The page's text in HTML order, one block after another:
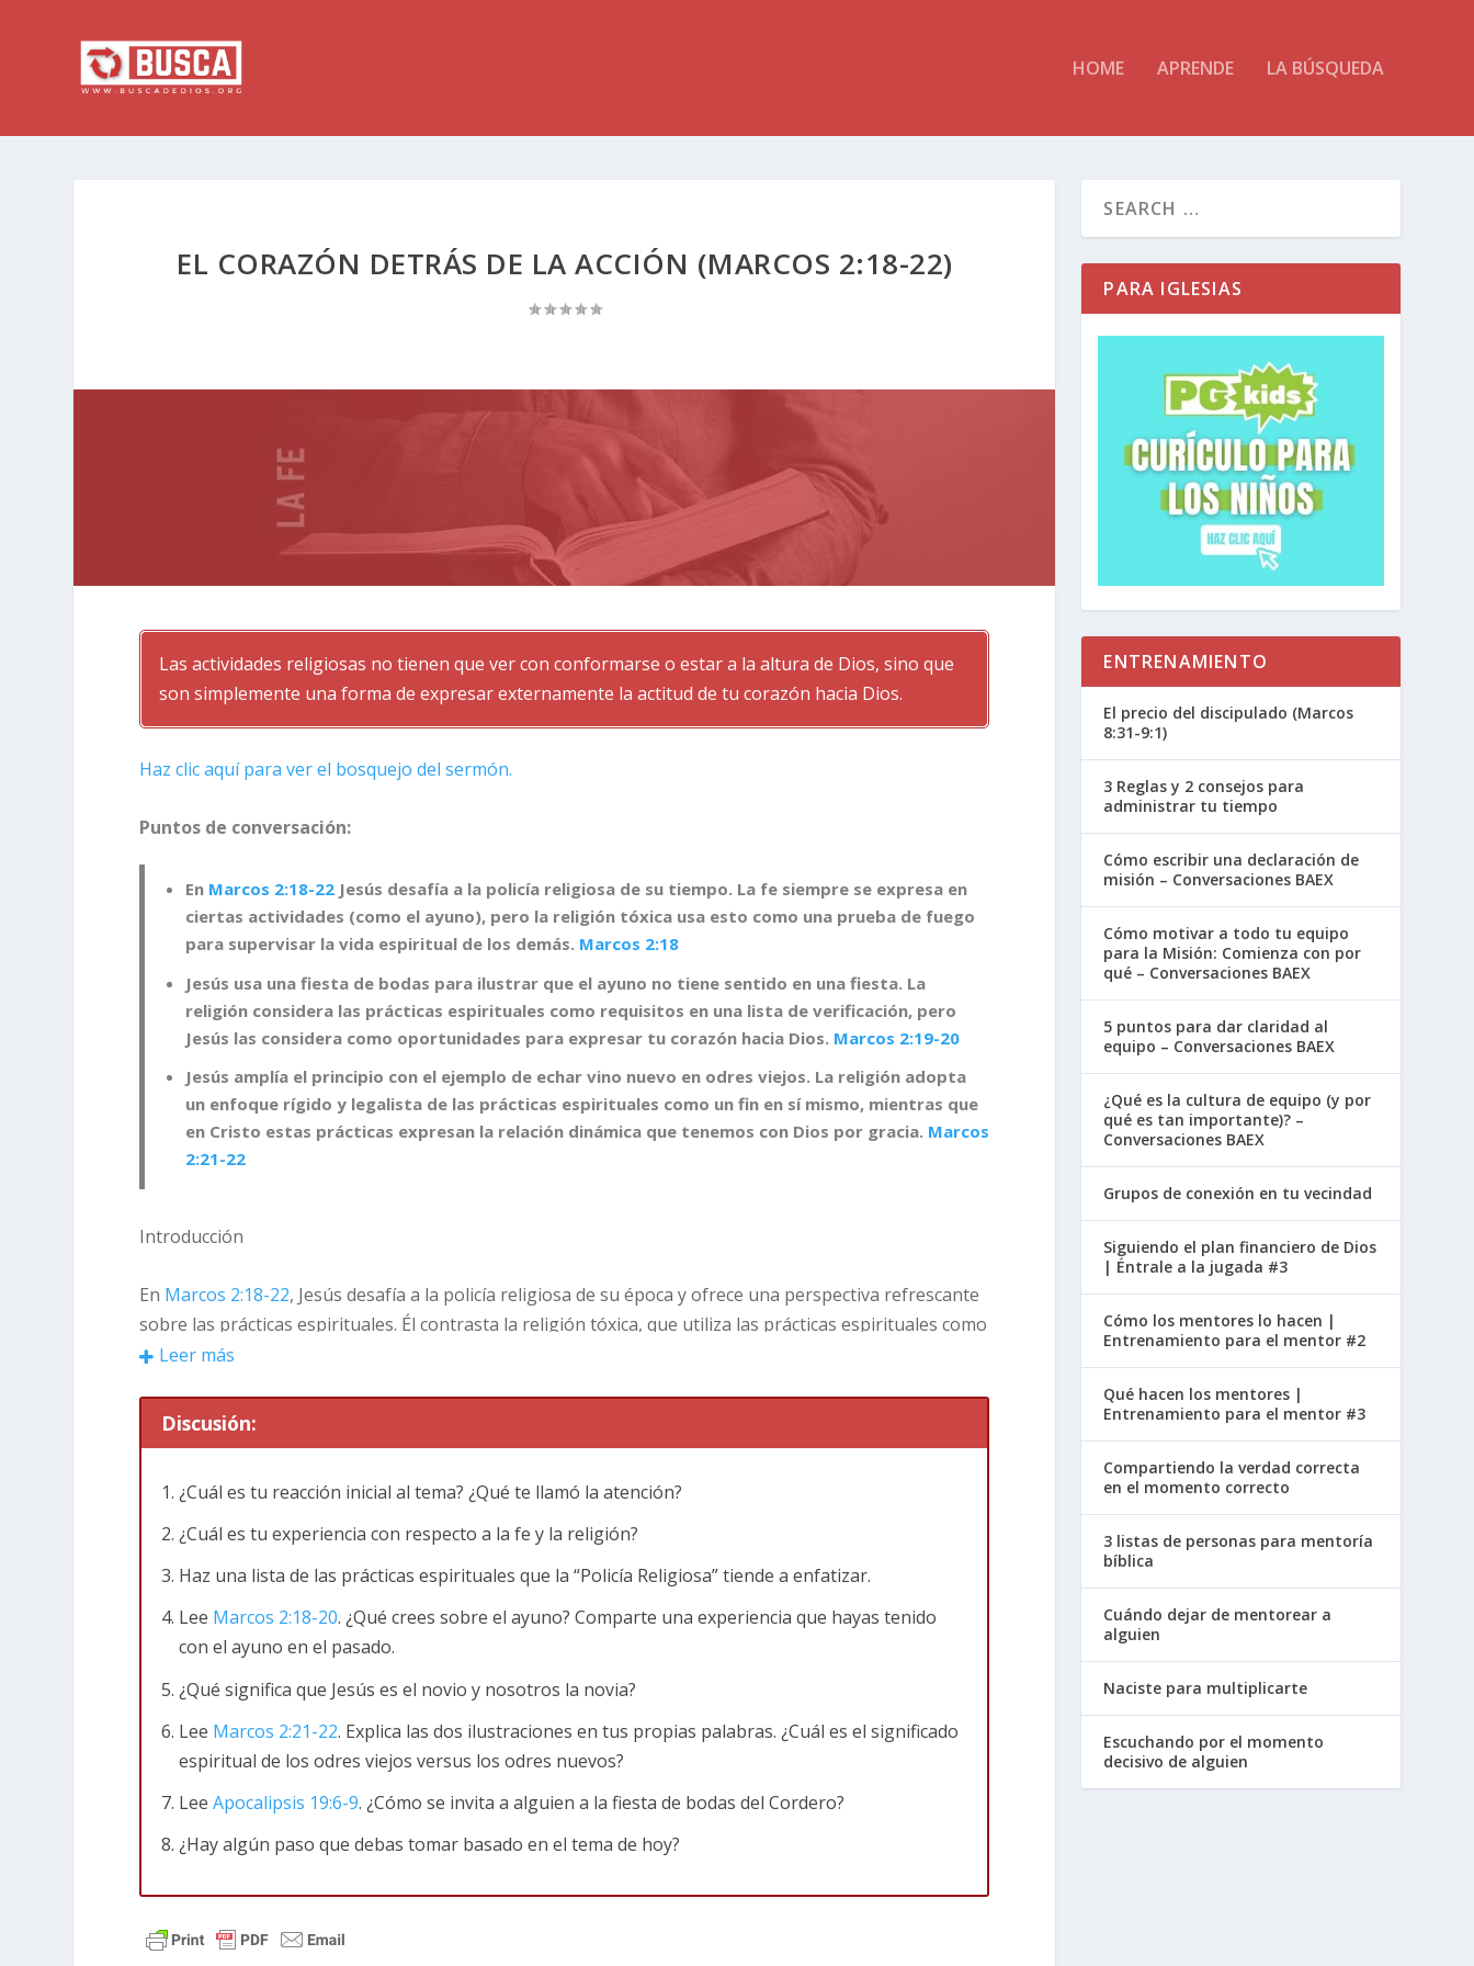
HOME APRENDE LA BÚSQUEDA
EL CORAZÓN DETRÁS DE LA ACCIÓN (MARCOS 2:18-22)
Las actividades religiosas no tienen que ver con conformarse o estar a la altura de Dios, sino que
son simplemente una forma de expresar externamente la actitud de tu corazón hacia Dios.
Haz clic aquí para ver el bosquejo del sermón.
Puntos de conversación:
En Marcos 2:18-22 Jesús desafía a la policía religiosa de su tiempo. La fe siempre se expresa en
ciertas actividades (como el ayuno), pero la religión tóxica usa esto como una prueba de fuego
para supervisar la vida espiritual de los demás. Marcos 2:18
Jesús usa una fiesta de bodas para ilustrar que el ayuno no tiene sentido en una fiesta. La
religión considera las prácticas espirituales como requisitos en una lista de verificación, pero
Jesús las considera como oportunidades para expresar tu corazón hacia Dios. Marcos 2:19-20
Jesús amplía el principio con el ejemplo de echar vino nuevo en odres viejos. La religión adopta
un enfoque rígido y legalista de las prácticas espirituales como un fin en sí mismo, mientras que
en Cristo estas prácticas expresan la relación dinámica que tenemos con Dios por gracia. Marcos
2:21-22
Introducción
En Marcos 2:18-22, Jesús desafía a la policía religiosa de su época y ofrece una perspectiva refrescante
sobre las prácticas espirituales. Él contrasta la religión tóxica, que utiliza las prácticas espirituales como
prueba de fuego para vigilar la vida espiritual de los demás, con la fe dinámica, que ve estas prácticas
enseñanzas de Jesús sobre la relación dinámica entre la fe y las prácticas espirituales, incluido el ayuno.
También discutiremos cómo estas prácticas pueden expresar nuestro corazón hacia Dios y fortalecer
Religión tóxica versus fe dinámica
La religión tóxica considera las prácticas espirituales como requisitos en una lista de verificación,
centrándose en la forma externa en lugar de la realidad interna. Juzga a los demás en cómo se apegan
a estas prácticas y crea una cultura de legalismo y juicio. Por otro lado, la fe dinámica ve las prácticas
espirituales como oportunidades para expresar tu corazón hacia Dios y se enfoca en la realidad interna
más que en la forma externa. Crea una cultura de gracia y amor, donde se anima a las personas a
crecer en su relación con Dios.
El significado del ayuno
EnMarcos 2:18, vemos que los líderes religiosos cuestionaban por qué los discípulos de Jesús no
espirituales, y que deben estar motivadas por un corazón que desea acercarse a Dios, en lugar de una
Leer más
Discusión:
¿Cuál es tu reacción inicial al tema? ¿Qué te llamó la atención?
¿Cuál es tu experiencia con respecto a la fe y la religión?
Haz una lista de las prácticas espirituales que la “Policía Religiosa” tiende a enfatizar.
Lee Marcos 2:18-20. ¿Qué crees sobre el ayuno? Comparte una experiencia que hayas tenido
con el ayuno en el pasado.
¿Qué significa que Jesús es el novio y nosotros la novia?
Lee Marcos 2:21-22. Explica las dos ilustraciones en tus propias palabras. ¿Cuál es el significado
espiritual de los odres viejos versus los odres nuevos?
LeeApocalipsis 19:6-9. ¿Cómo se invita a alguien a la fiesta de bodas del Cordero?
¿Hay algún paso que debas tomar basado en el tema de hoy?
PARA IGLESIAS
ENTRENAMIENTO
El precio del discipulado (Marcos
8:31-9:1)
3 Reglas y 2 consejos para
administrar tu tiempo
Cómo escribir una declaración de
misión – Conversaciones BAEX
Cómo motivar a todo tu equipo
para la Misión: Comienza con por
qué – Conversaciones BAEX
5 puntos para dar claridad al
equipo – Conversaciones BAEX
¿Qué es la cultura de equipo (y por
qué es tan importante)? –
Conversaciones BAEX
Grupos de conexión en tu vecindad
Siguiendo el plan financiero de Dios
| Éntrale a la jugada #3
Cómo los mentores lo hacen |
Entrenamiento para el mentor #2
Qué hacen los mentores |
Entrenamiento para el mentor #3
Compartiendo la verdad correcta
en el momento correcto
3 listas de personas para mentoría
bíblica
Cuándo dejar de mentorear a
alguien
Naciste para multiplicarte
Escuchando por el momento
decisivo de alguien